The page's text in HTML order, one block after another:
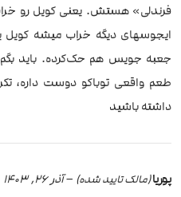
فرندلی» هستش. یعنی کویل رو خراب
ایجوسهای دیگه خراب میشه کویل
جعبه جویس هم حک‌کرده. باید
طعم واقعی توباکو دوست داره،
داشته باشید
پوریا(مالک تایید شده) –آذر 26, 1403